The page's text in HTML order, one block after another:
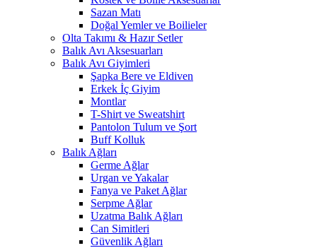
Sazan Matı
Doğal Yemler ve Boilieler
Olta Takımı & Hazır Setler
Balık Avı Aksesuarları
Balık Avı Giyimleri
Şapka Bere ve Eldiven
Erkek İç Giyim
Montlar
T-Shirt ve Sweatshirt
Pantolon Tulum ve Şort
Buff Kolluk
Balık Ağları
Germe Ağlar
Urgan ve Yakalar
Fanya ve Paket Ağlar
Serpme Ağlar
Uzatma Balık Ağları
Can Simitleri
Güvenlik Ağları